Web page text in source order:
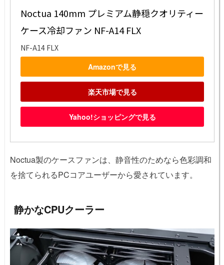
Noctua 140mm プレミアム静穏クオリティー
ケース冷却ファン NF-A14 FLX
NF-A14 FLX
Amazonで見る
楽天市場で見る
Yahoo!ショッピングで見る
Noctua製のケースファンは、静音性のためなら色彩調和
を捨てられるPCコアユーザーから愛されています。
静かなCPUクーラー